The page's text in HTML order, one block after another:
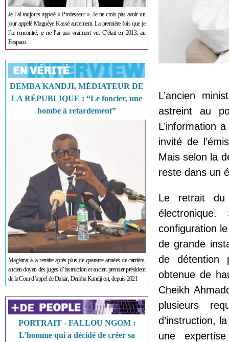
Je l’ai toujours appelé « Professeur ». Je ne crois pas avoir un
jour appelé Maguèye Kassé autrement. La première fois que je
l’ai rencontré, je ne l’ai pas vraiment vu. C’était en 2013, au
Fespaco.
DEMBA KANDJI, MÉDIATEUR DE
LA RÉPUBLIQUE : “Le foncier, une
bombe à retardement”
Magistrat à la retraite après plus de quarante années de carrière,
ancien doyen des juges d’instruction et ancien premier président
de la Cour d’appel de Dakar, Demba Kandji est, depuis 2021
PORTRAIT - FALLOU NGOM :
L’homme qui a décidé de créer sa
L’ancien
astreint au
L’information
invité de
Mais selon la
reste dans un
Le retrait du
configuration
de grande
de détention
obtenue de
Cheikh
plusieurs
d’instruction,
une